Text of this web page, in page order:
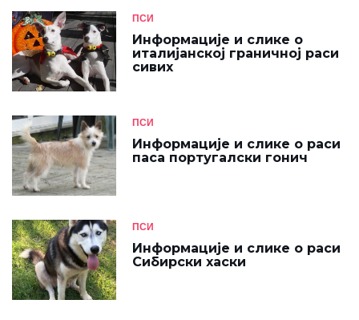
ПСИ
Информације и слике о
италијанској граничној раси
сивих
ПСИ
Информације и слике о раси
паса португалски гонич
ПСИ
Информације и слике о раси
Сибирски хаски